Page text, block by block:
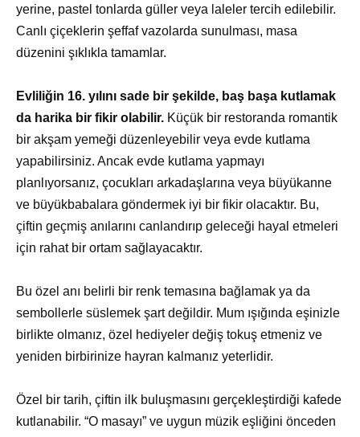
yerine, pastel tonlarda güller veya laleler tercih edilebilir.
Canlı çiçeklerin şeffaf vazolarda sunulması, masa
düzenini şıklıkla tamamlar.
Evliliğin 16. yılını sade bir şekilde, baş başa kutlamak
da harika bir fikir olabilir. Küçük bir restoranda romantik
bir akşam yemeği düzenleyebilir veya evde kutlama
yapabilirsiniz. Ancak evde kutlama yapmayı
planlıyorsanız, çocukları arkadaşlarına veya büyükanne
ve büyükbabalara göndermek iyi bir fikir olacaktır. Bu,
çiftin geçmiş anılarını canlandırıp geleceği hayal etmeleri
için rahat bir ortam sağlayacaktır.
Bu özel anı belirli bir renk temasına bağlamak ya da
sembollerle süslemek şart değildir. Mum ışığında eşinizle
birlikte olmanız, özel hediyeler değiş tokuş etmeniz ve
yeniden birbirinize hayran kalmanız yeterlidir.
Özel bir tarih, çiftin ilk buluşmasını gerçekleştirdiği kafede
kutlanabilir. “O masayı” ve uygun müzik eşliğini önceden